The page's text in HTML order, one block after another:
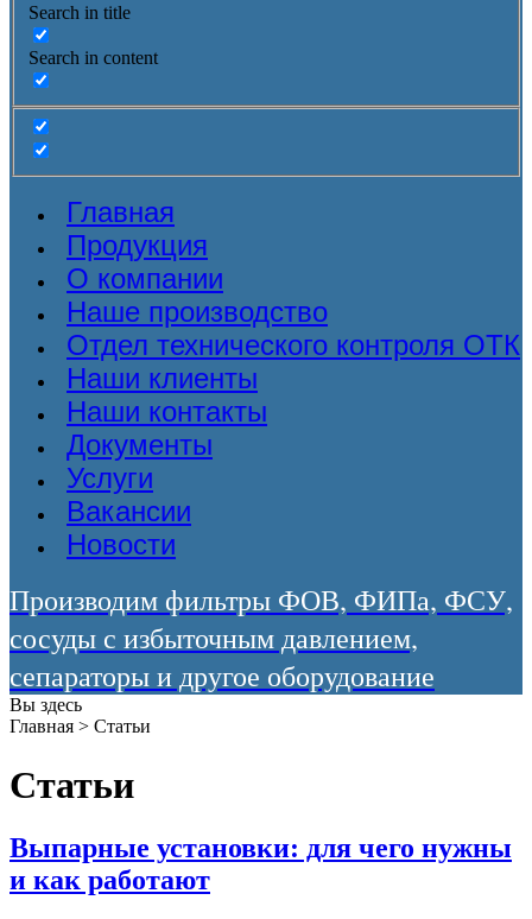
Search in title
Search in content
Главная
Продукция
О компании
Наше производство
Отдел технического контроля ОТК
Наши клиенты
Наши контакты
Документы
Услуги
Вакансии
Новости
Производим фильтры ФОВ, ФИПа, ФСУ,
сосуды с избыточным давлением,
сепараторы и другое оборудование
Вы здесь
Главная > Статьи
Статьи
Выпарные установки: для чего нужны
и как работают